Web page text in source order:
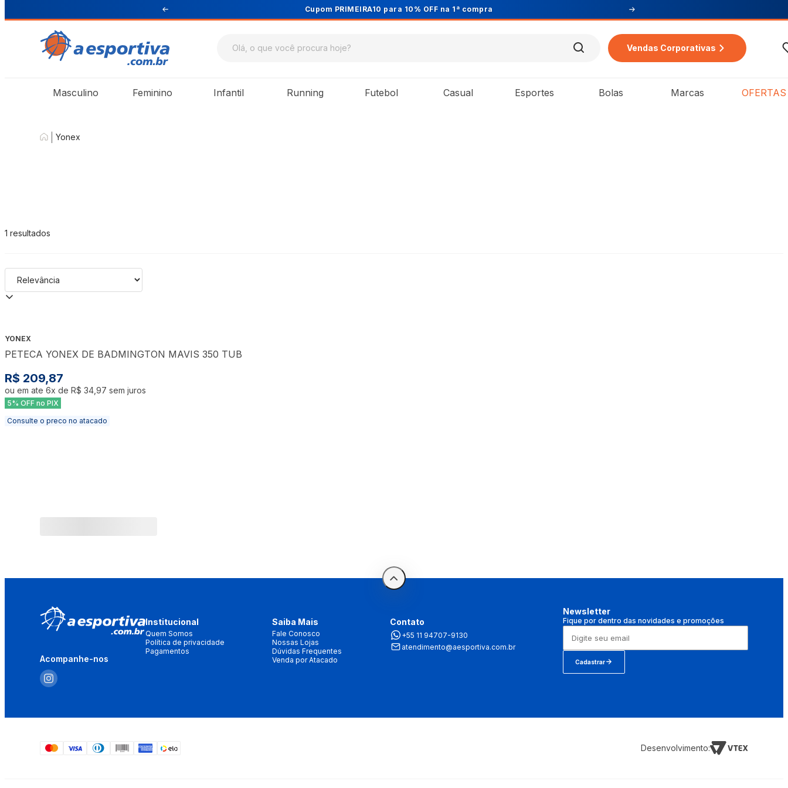
Cupom PRIMEIRA10 para 10% OFF na 1ª compra
Vendas Corporativas
Masculino Feminino Infantil Running Futebol Casual Esportes Bolas Marcas OFERTAS
Yonex
1 resultados
YONEX
PETECA YONEX DE BADMINGTON MAVIS 350 TUB
R$ 209,87
ou em ate 6x de R$ 34,97 sem juros
5% OFF no PIX
Consulte o preco no atacado
Acompanhe-nos
Institucional
Quem Somos
Política de privacidade
Pagamentos
Saiba Mais
Fale Conosco
Nossas Lojas
Dúvidas Frequentes
Venda por Atacado
Contato
+55 11 94707-9130
atendimento@aesportiva.com.br
Newsletter
Fique por dentro das novidades e promoções
Cadastrar
Desenvolvimento: